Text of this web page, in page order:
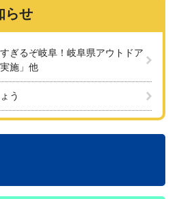
らせ
ぎるぞ岐阜！岐阜県アウトドア
施」他
う